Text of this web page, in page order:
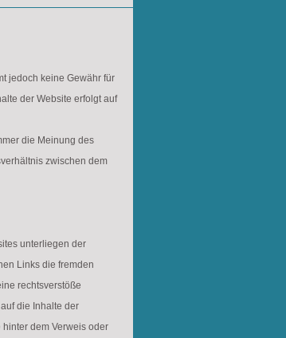
jedoch keine Gewähr für
der Website erfolgt auf
die Meinung des
zwischen dem
unterliegen der
Links die fremden
rechtsverstöße
die Inhalte der
dem Verweis oder